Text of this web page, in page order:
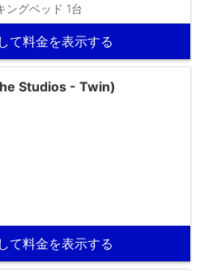
ングベッド 1台
て料金を表示する
Studios - Twin)
て料金を表示する